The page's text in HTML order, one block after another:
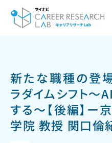
新たな職種の登
ラダイムシフト～
する～【後編】ー
学院 教授 関口倫